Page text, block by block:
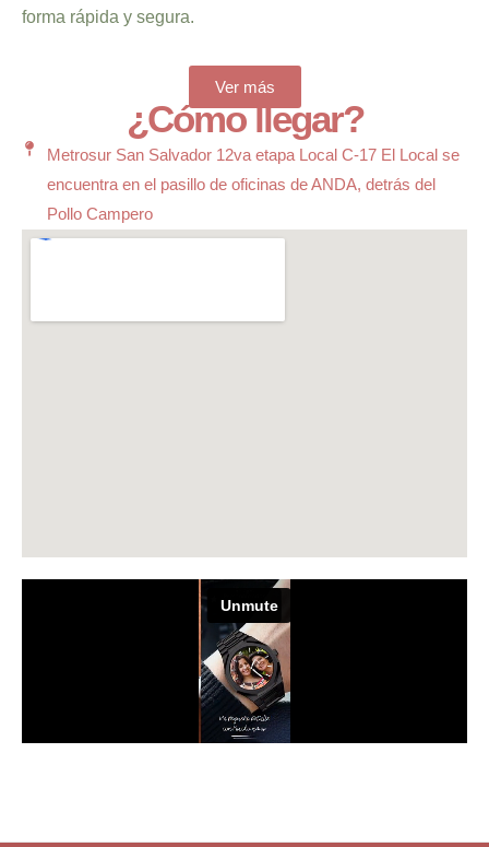
forma rápida y segura.
Ver más
¿Cómo llegar?
Metrosur San Salvador 12va etapa Local C-17 El Local se
encuentra en el pasillo de oficinas de ANDA, detrás del
Pollo Campero